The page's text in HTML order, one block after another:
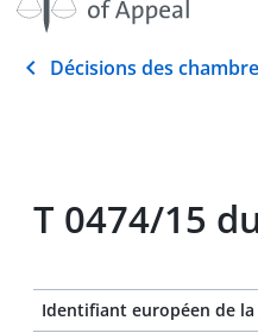
Décisions des
T 0474/15
Identifiant européen de